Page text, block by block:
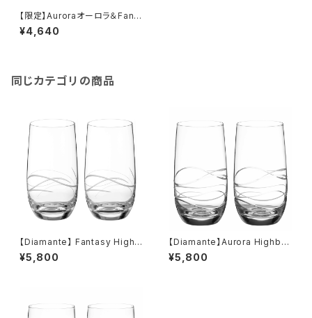
【限定】Auroraオーロラ＆Fanta
syファンタジー ハイボールグラ
スセット
¥4,640
同じカテゴリの商品
【Diamante】 Fantasy Highb
all S/2 Excellence 【ディアマ
ンテ】ファンタジー ハイボー
¥5,800
【Diamante】Aurora Highball
S/2 490ml【ディアマンテ】オー
ロラ ハイボールグラス ビールグ
¥5,800